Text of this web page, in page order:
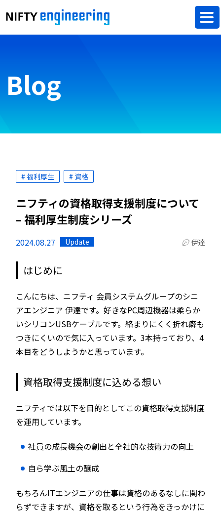
Blog
# 福利厚生 # 資格
ニフティの資格取得支援制度について
– 福利厚生制度シリーズ
2024.08.27 Update 伊達
はじめに
こんにちは、ニフティ 会員システムグループのシニ
アエンジニア 伊達です。好きなPC周辺機器は柔らか
いシリコンUSBケーブルです。絡まりにくく折れ癖も
つきにくいので気に入っています。3本持っており、4
本目をどうしようかと思っています。
資格取得支援制度に込める想い
ニフティでは以下を目的としてこの資格取得支援制度
を運用しています。
社員の成長機会の創出と全社的な技術力の向上
自ら学ぶ風土の醸成
もちろんITエンジニアの仕事は資格のあるなしに関わ
らずできますが、資格を取るという行為をきっかけに